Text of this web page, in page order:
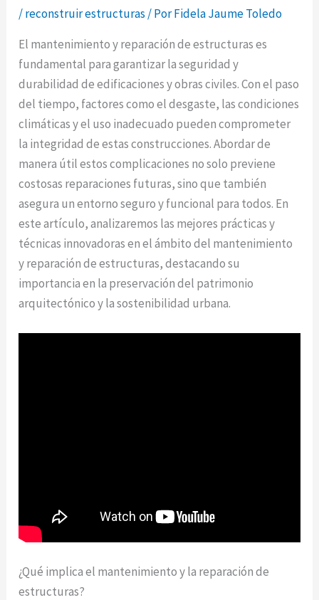
/reconstruir estructuras/ PorFidela Jaume Toledo
El mantenimiento y reparación de estructuras es
fundamental para garantizar la seguridad y
durabilidad de edificaciones y obras civiles. Con el paso
del tiempo, factores como el desgaste, las condiciones
climáticas y el uso inadecuado pueden comprometer
la integridad de estas construcciones. Abordar de
manera útil estos complicaciones no solo previene
costosas reparaciones futuras, sino que también
asegura un entorno seguro y funcional para todos. En
este artículo, analizaremos las mejores prácticas y
técnicas innovadoras en el ámbito del mantenimiento
y reparación de estructuras, destacando su
importancia en la preservación del patrimonio
arquitectónico y la sostenibilidad urbana.
¿Qué implica el mantenimiento y la reparación de
estructuras?